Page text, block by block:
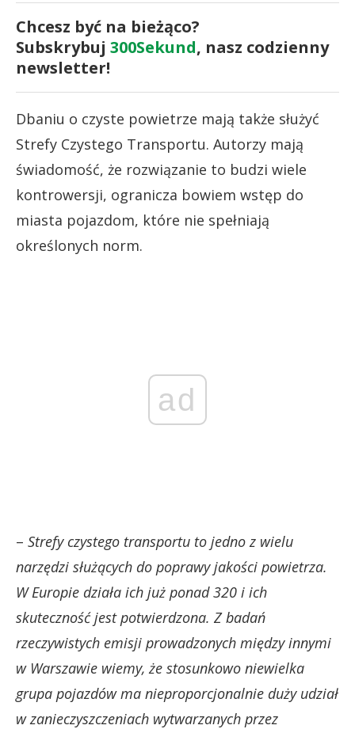
Chcesz być na bieżąco?
Subskrybuj 300Sekund, nasz codzienny
newsletter!
Dbaniu o czyste powietrze mają także służyć
Strefy Czystego Transportu. Autorzy mają
świadomość, że rozwiązanie to budzi wiele
kontrowersji, ogranicza bowiem wstęp do
miasta pojazdom, które nie spełniają
określonych norm.
ad
– Strefy czystego transportu to jedno z wielu
narzędzi służących do poprawy jakości powietrza.
W Europie działa ich już ponad 320 i ich
skuteczność jest potwierdzona. Z badań
rzeczywistych emisji prowadzonych między innymi
w Warszawie wiemy, że stosunkowo niewielka
grupa pojazdów ma nieproporcjonalnie duży udział
w zanieczyszczeniach wytwarzanych przez